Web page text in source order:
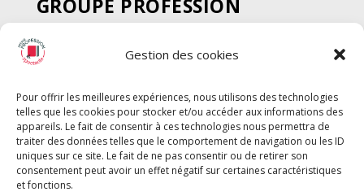
Gestion des cookies
Pour offrir les meilleures expériences, nous utilisons des technologies
telles que les cookies pour stocker et/ou accéder aux informations des
appareils. Le fait de consentir à ces technologies nous permettra de
traiter des données telles que le comportement de navigation ou les ID
uniques sur ce site. Le fait de ne pas consentir ou de retirer son
consentement peut avoir un effet négatif sur certaines caractéristiques
et fonctions.
GROUPE PROFESSION
SPECTACLE
Chèque Intermittents
Chèque Compta
Chèque Emploi Spectacle
G-Pods
Profession Audio-visuel